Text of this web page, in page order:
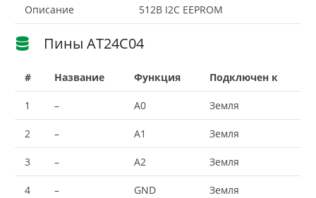
Описание 512B I2C EEPROM
Пины AT24C04
# Название Функция Подключен к
1 – A0 Земля
2 – A1 Земля
3 – A2 Земля
4 – GND Земля